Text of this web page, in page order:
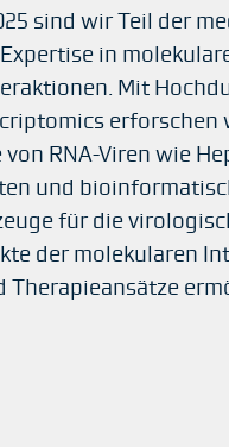
sind wir Teil der
in
Mit
RNA-Viren wie
und
für die
der molekularen
Therapieansätze